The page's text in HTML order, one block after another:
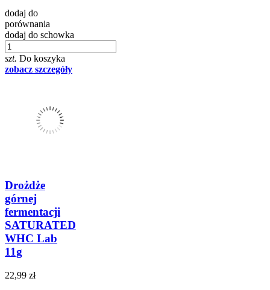
dodaj do
porównania
dodaj do schowka
szt. Do koszyka
zobacz szczegóły
Drożdże
górnej
fermentacji
SATURATED
WHC Lab
11g
22,99 zł